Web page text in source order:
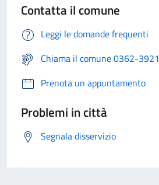
Contatta il comune
Leggi le domande frequenti
Chiama il comune 0362-3921
Prenota un appuntamento
Problemi in città
Segnala disservizio